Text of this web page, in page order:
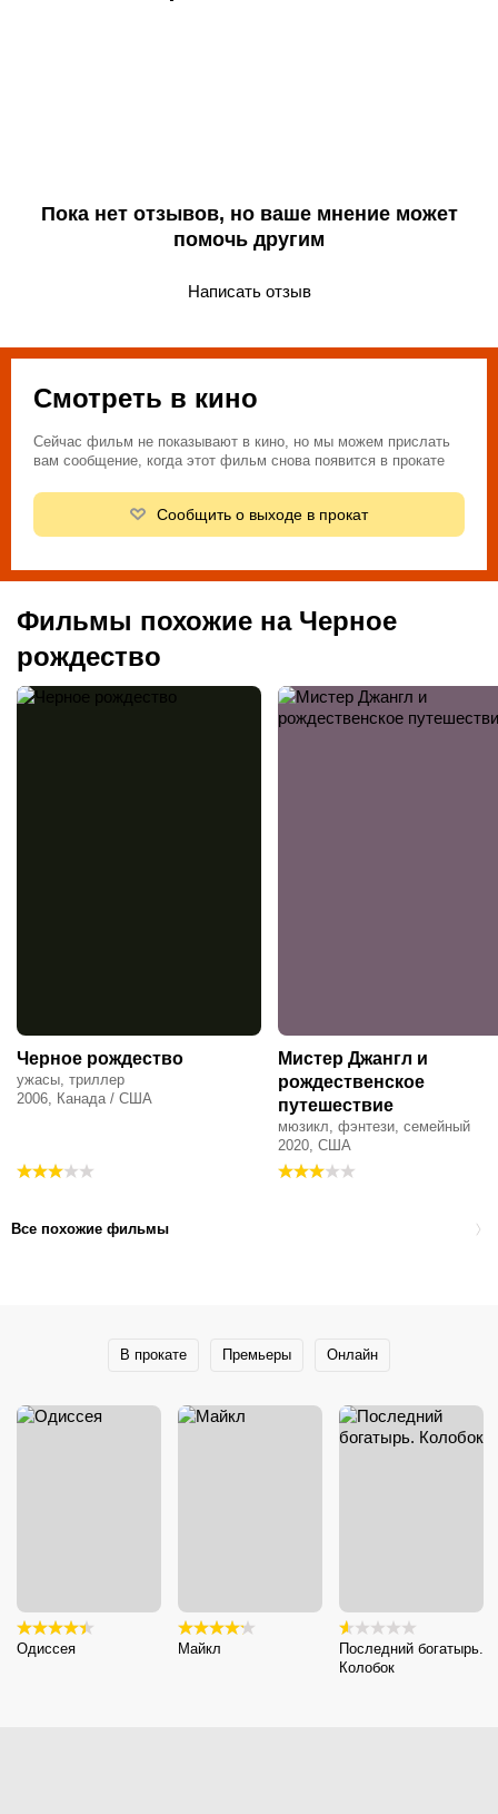
Пока нет отзывов, но ваше мнение может
помочь другим
Написать отзыв
Смотреть в кино
Сейчас фильм не показывают в кино, но мы можем прислать
вам сообщение, когда этот фильм снова появится в прокате
Сообщить о выходе в прокат
Фильмы похожие на Черное
рождество
Черное рождество
ужасы, триллер
2006, Канада / США
Мистер Джангл и
рождественское
путешествие
мюзикл, фэнтези, семейный
2020, США
Все похожие фильмы
В прокате Премьеры Онлайн
Одиссея Майкл
Последний богатырь.
Колобок